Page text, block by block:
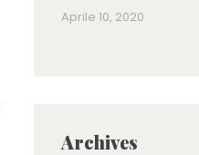
Aprile 10, 2020
Archives